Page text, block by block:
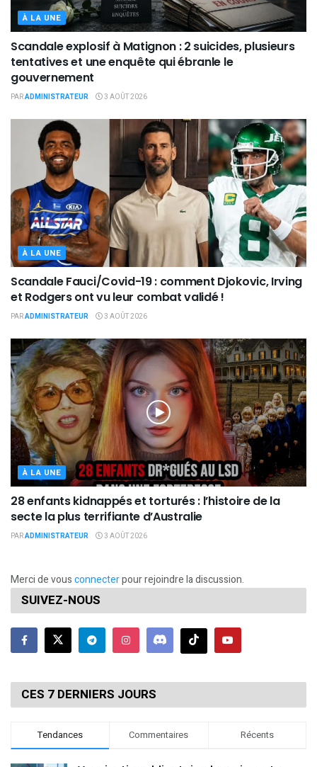
À LA UNE
Scandale explosif à Matignon : 2 suicides, plusieurs
tentatives et une enquête qui ébranle le
gouvernement
PARADMINISTRATEUR 3 AOÛT 2026
À LA UNE
Scandale Fauci/Covid-19 : comment Djokovic, Irving
et Rodgers ont vu leur combat validé !
PARADMINISTRATEUR 3 AOÛT 2026
À LA UNE
28 enfants kidnappés et torturés : l’histoire de la
secte la plus terrifiante d’Australie
PARADMINISTRATEUR 3 AOÛT 2026
Merci de vousconnecterpour rejoindre la discussion.
SUIVEZ-NOUS
CES 7 DERNIERS JOURS
Tendances Commentaires Récents